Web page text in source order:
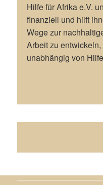
Hilfe für Afrika e.V.
finanziell und hilft
Wege zur
Arbeit zu
unabhängig von